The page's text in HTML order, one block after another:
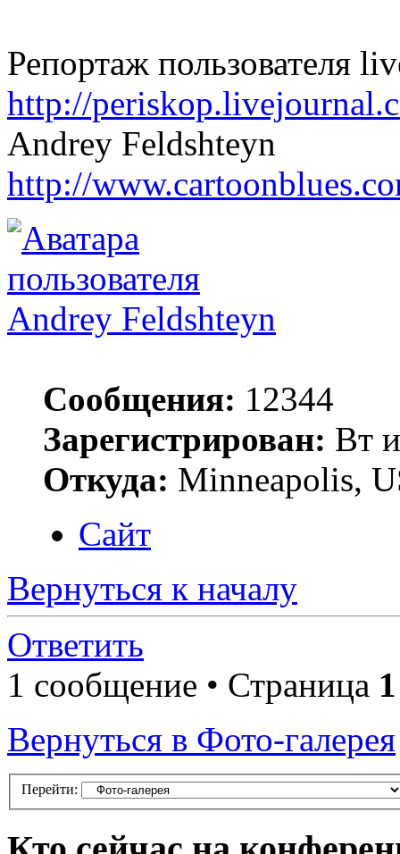
Репортаж пользователя
http://
Andrey Feldshteyn
http://
Andrey Feldshteyn
Сообщения: 12344
Зарегистрирован: Вт
Откуда: Minneapolis,
Сайт
Вернуться к началу
Ответить
1 сообщение • Страница 1
Вернуться в Фото-галерея
Перейти: